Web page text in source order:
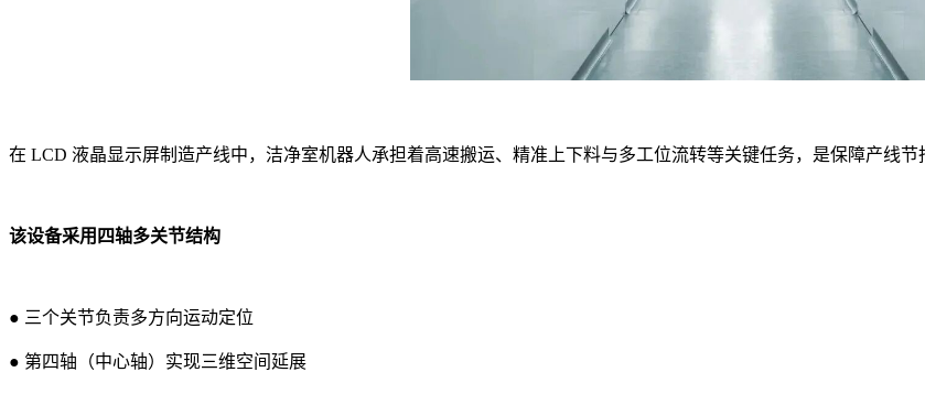
在 LCD 液晶显示屏制造产线中，洁净室机器人承担着高速搬运、精准上下料与多工位流转等关键任务，是保障产线节
该设备采用四轴多关节结构
● 三个关节负责多方向运动定位
● 第四轴（中心轴）实现三维空间延展